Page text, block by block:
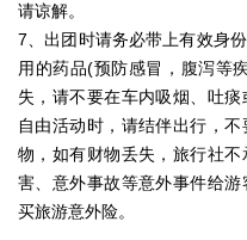
请谅解。
7、出团时请务必带上有效身
用的药品(预防感冒，腹泻等
失，请不要在车内吸烟、吐
自由活动时，请结伴出行，
物，如有财物丢失，旅行社
害、意外事故等意外事件给
买旅游意外险。